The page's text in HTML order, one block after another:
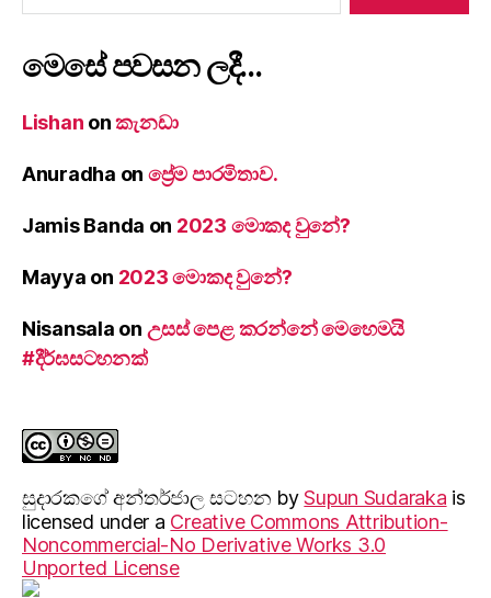
මෙසේ පවසන ලදී…
Lishan onකැනඩා
Anuradha on ප්‍රේම පාරමිතාව.
Jamis Banda on 2023 මොකද වුනේ?
Mayya on 2023 මොකද වුනේ?
Nisansala on උසස් පෙළ කරන්නේ මෙහෙමයි
#දීර්ඝසටහනක්
සුදාරක‍ගේ අන්තර්ජාල සටහන bySupun Sudaraka is
licensed under a Creative Commons Attribution-
Noncommercial-No Derivative Works 3.0
Unported License